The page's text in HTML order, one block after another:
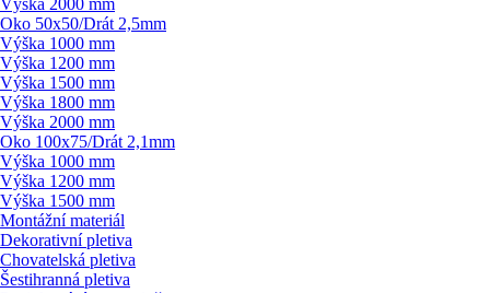
Výška 2000 mm
Oko 50x50/Drát 2,5mm
Výška 1000 mm
Výška 1200 mm
Výška 1500 mm
Výška 1800 mm
Výška 2000 mm
Oko 100x75/Drát 2,1mm
Výška 1000 mm
Výška 1200 mm
Výška 1500 mm
Montážní materiál
Dekorativní pletiva
Chovatelská pletiva
Šestihranná pletiva